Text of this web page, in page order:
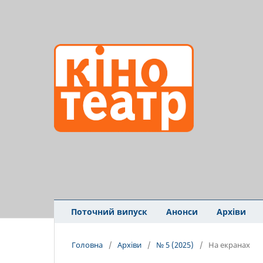
Поточний випуск Анонси Архіви
Головна / Архіви / № 5 (2025) / На екранах